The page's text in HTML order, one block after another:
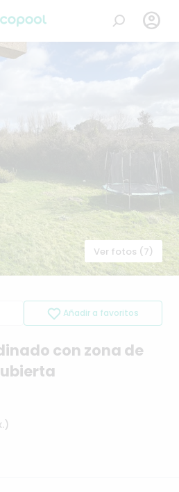

Ver fotos (7)
Añadir a favoritos
con zona de